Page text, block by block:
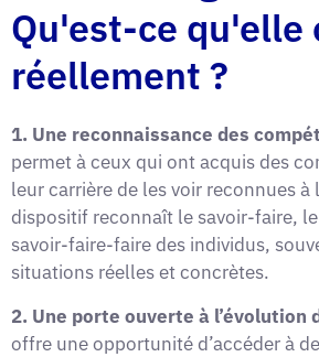
Qu'est-ce qu'elle
réellement ?
1. Une reconnaissance des
permet à ceux qui ont acquis des
leur carrière de les voir reconnues à
dispositif reconnaît le savoir-faire,
savoir-faire-faire des individus,
situations réelles et concrètes.
2. Une porte ouverte à l’évolution
offre une opportunité d’accéder à